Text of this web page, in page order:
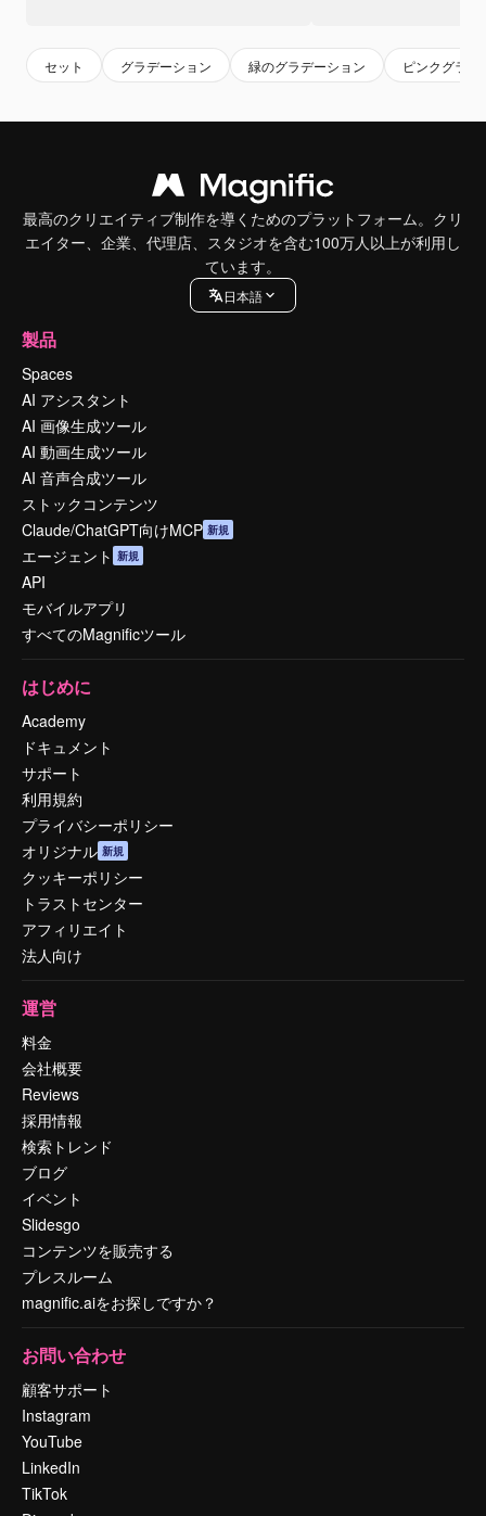
セット グラデーション 緑のグラデーション ピンクグラデ
最高のクリエイティブ制作を導くためのプラットフォーム。クリ
エイター、企業、代理店、スタジオを含む100万人以上が利用し
ています。
日本語
製品
Spaces
AI アシスタント
AI 画像生成ツール
AI 動画生成ツール
AI 音声合成ツール
ストックコンテンツ
Claude/ChatGPT向けMCP 新規
エージェント 新規
API
モバイルアプリ
すべてのMagnificツール
はじめに
Academy
ドキュメント
サポート
利用規約
プライバシーポリシー
オリジナル 新規
クッキーポリシー
トラストセンター
アフィリエイト
法人向け
運営
料金
会社概要
Reviews
採用情報
検索トレンド
ブログ
イベント
Slidesgo
コンテンツを販売する
プレスルーム
magnific.aiをお探しですか？
お問い合わせ
顧客サポート
Instagram
YouTube
LinkedIn
TikTok